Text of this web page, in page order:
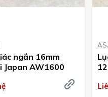
ngắn 16mm
Japan AW1600